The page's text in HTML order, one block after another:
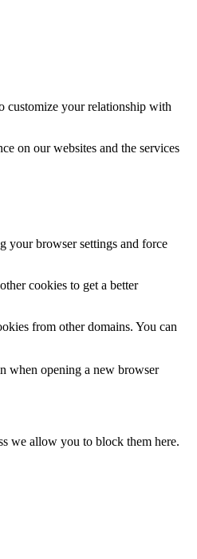
customize your relationship with
on our websites and the services
your browser settings and force
cookies to get a better
from other domains. You can
when opening a new browser
we allow you to block them here.